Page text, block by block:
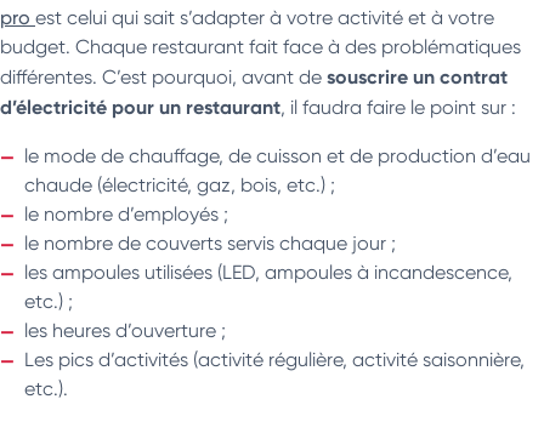
pro est celui qui sait s’adapter à votre activité et à votre
budget. Chaque restaurant fait face à des problématiques
différentes. C’est pourquoi, avant de souscrire un contrat
d’électricité pour un restaurant, il faudra faire le point sur :
le mode de chauffage, de cuisson et de production d’eau
chaude (électricité, gaz, bois, etc.) ;
le nombre d’employés ;
le nombre de couverts servis chaque jour ;
les ampoules utilisées (LED, ampoules à incandescence,
etc.) ;
les heures d’ouverture ;
Les pics d’activités (activité régulière, activité saisonnière,
etc.).